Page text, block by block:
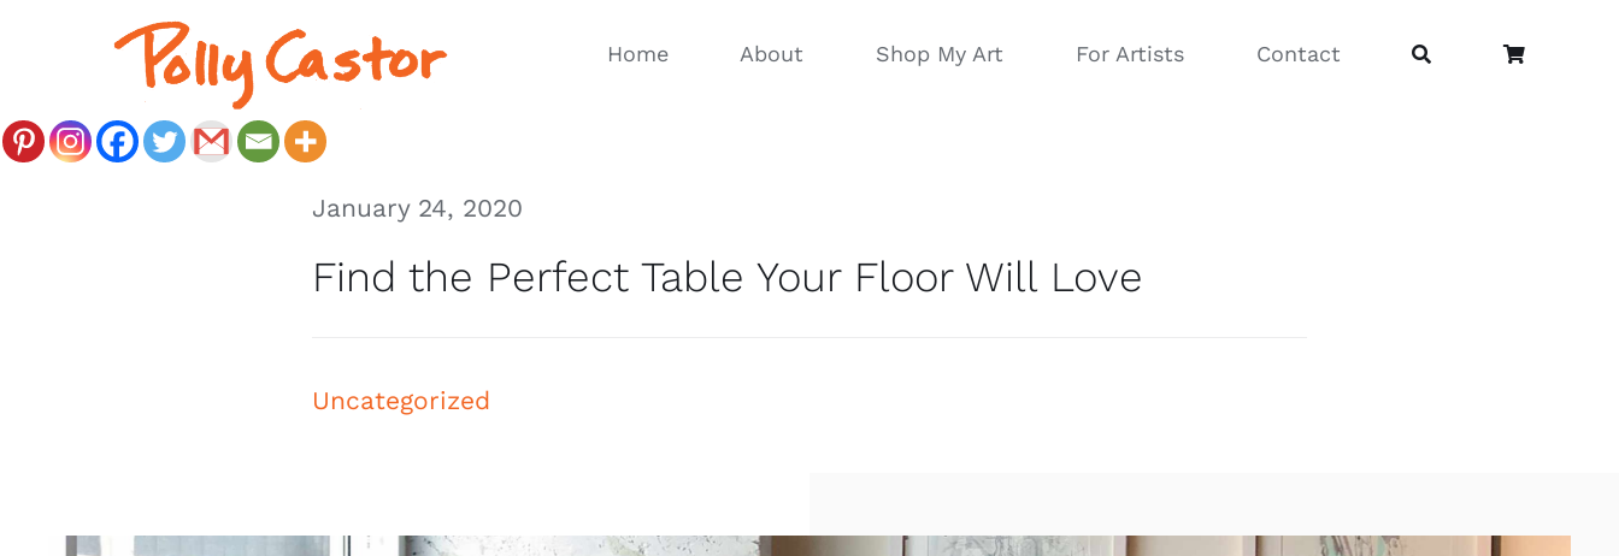
Home About Shop My Art For Artists Contact
January 24, 2020
Find the Perfect Table Your Floor Will Love
Uncategorized